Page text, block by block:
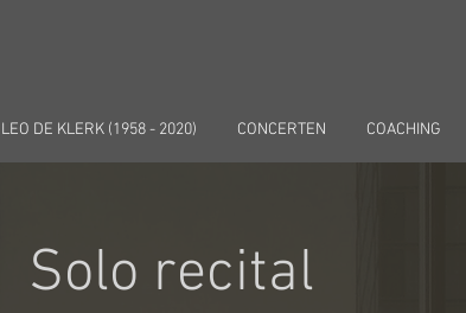
LEO DE KLERK (1958 - 2020) CONCERTEN COACHING
Solo recital